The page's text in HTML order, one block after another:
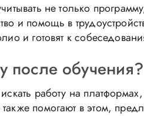
не только
и помощь в
и готовят к
после обучения?
работу на
помогают в этом,